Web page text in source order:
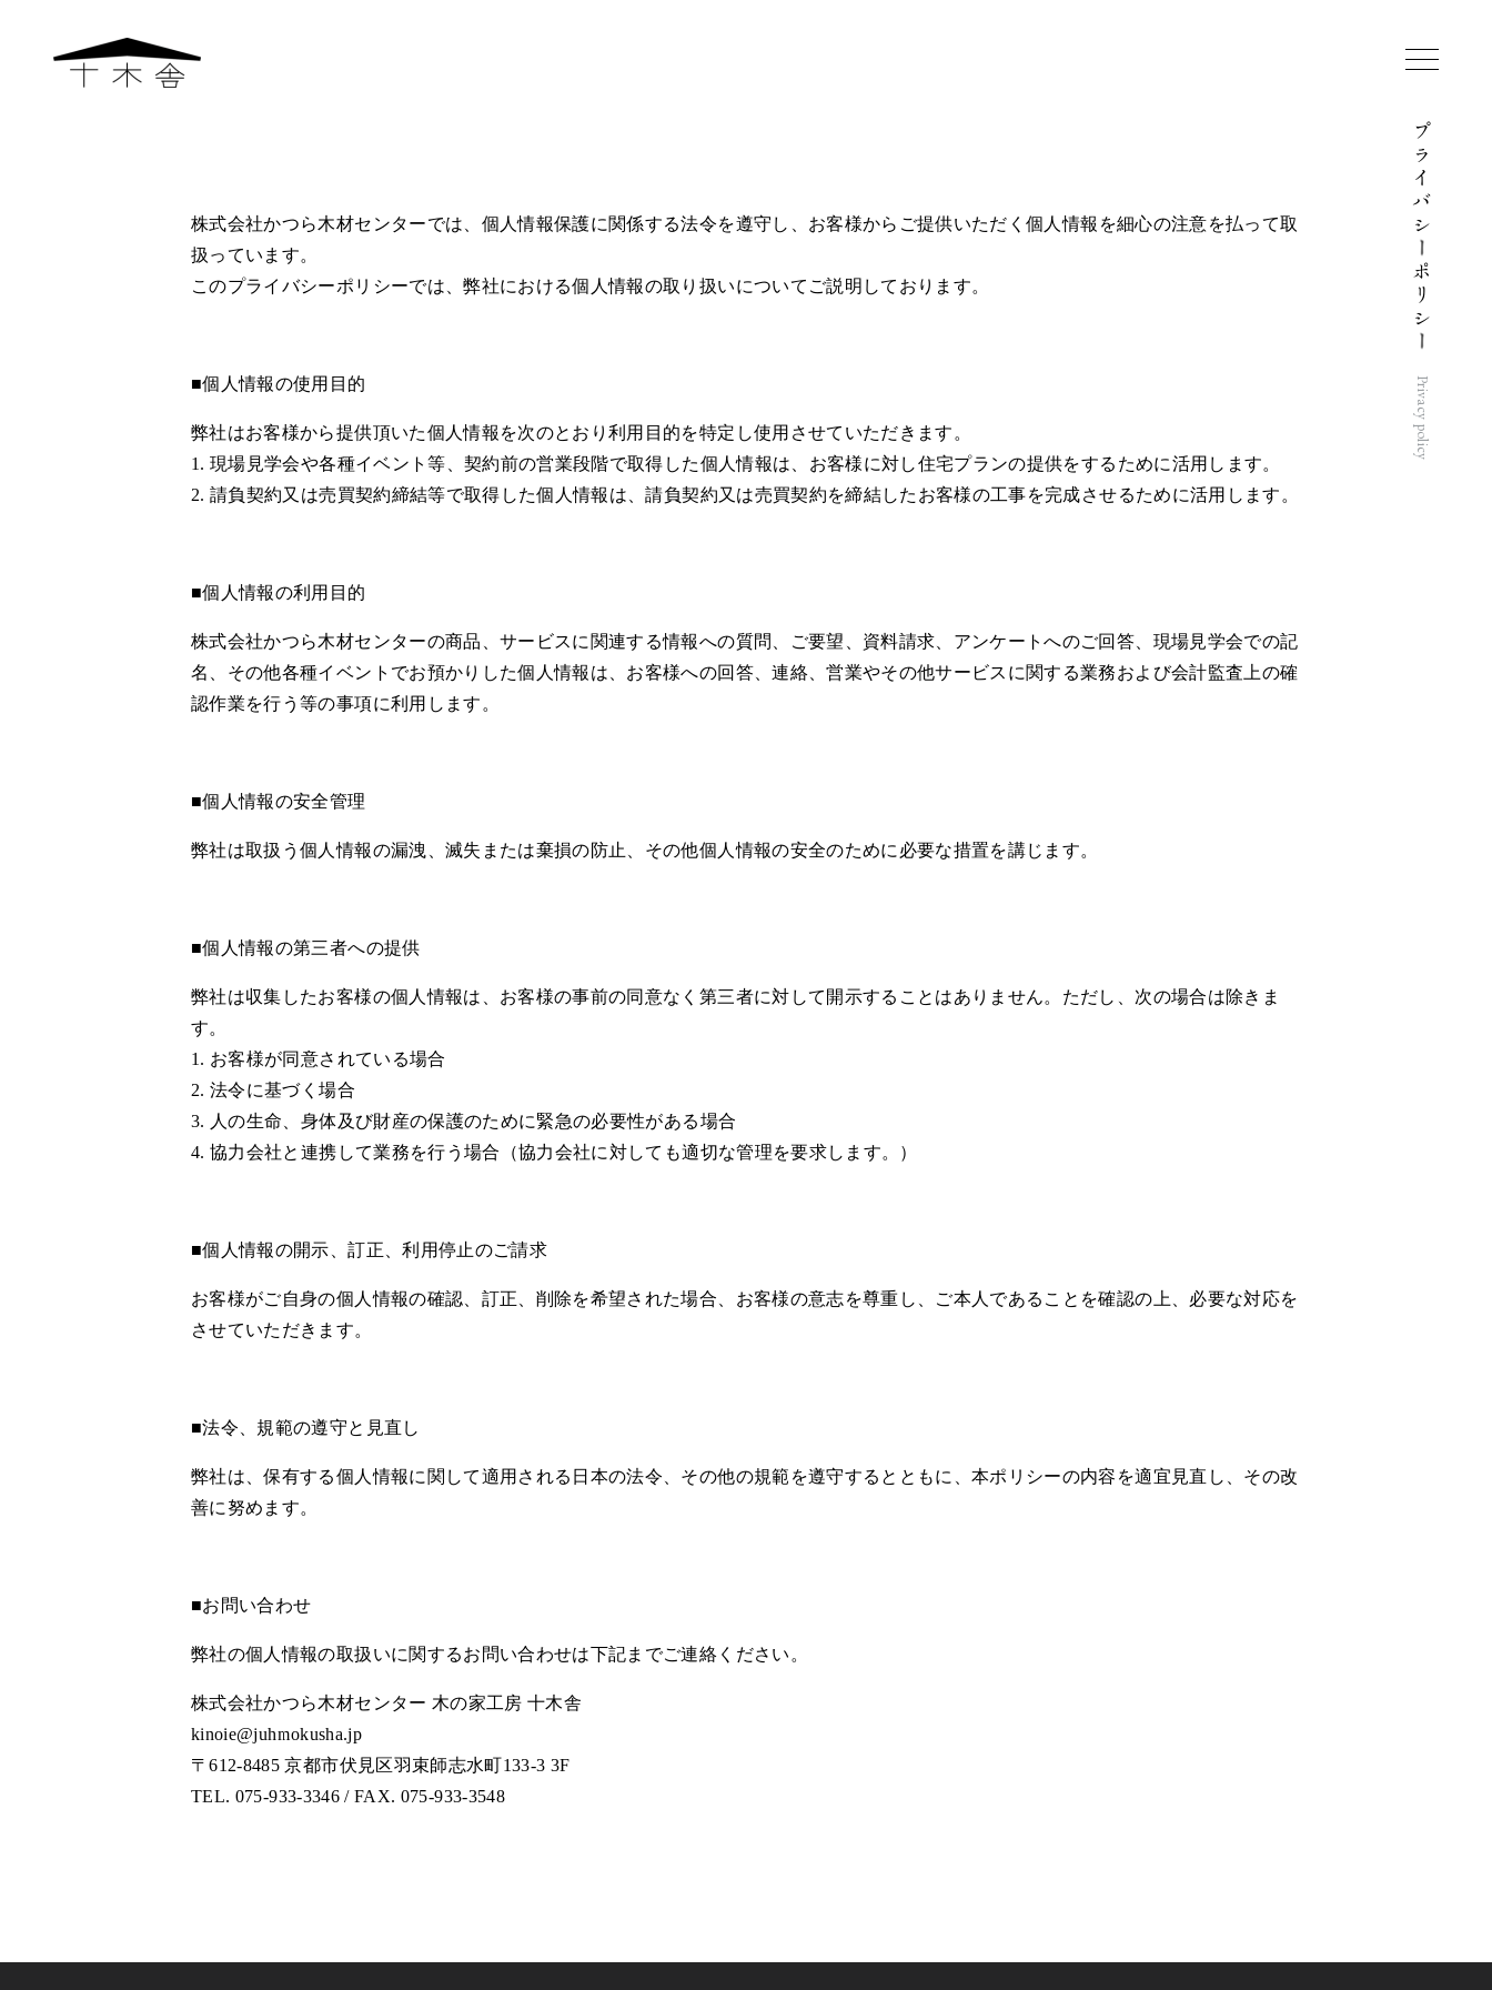
プ
ラ
イ
バ
シ
ー
ポ
リ
シ
ー
Privacy policy
株式会社かつら木材センターでは、 個人情報保護に関係する法令を遵守し、 お客様からご提供いただく個人情報を細心の注意を払って取
扱っています。
このプライバシーポリシーでは、弊社における個人情報の取り扱いについて ご説明しております。
■個人情報の使用目的
弊社はお客様から提供頂いた個人情報を次のとおり利用目的を特定し使用させていただきます。
1. 現場見学会や各種イベント等、契約前の営業段階で取得した個人情報は、お客様に対し住宅プランの提供をするために活用します。
2. 請負契約又は売買契約締結等で取得した個人情報は、請負契約又は売買契約を締結したお客様の工事を完成させるために活用します。
■個人情報の利用目的
株式会社かつら木材センターの商品、サービスに関連する情報への質問、ご要望、資料請求、アンケートへのご回答、現場見学会での記
名、その他各種イベントでお預かりした個人情報は、お客様への回答、連絡、営業やその他サービスに関する業務および会計監査上の確
認作業を行う等の事項に利用します。
■個人情報の安全管理
弊社は取扱う個人情報の漏洩、滅失または棄損の防止、その他個人情報の安全のために必要な措置を講じます。
■個人情報の第三者への提供
弊社は収集したお客様の個人情報は、お客様の事前の同意なく第三者に対して開示することはありません。ただし、次の場合は除きま
す。
1. お客様が同意されている場合
2. 法令に基づく場合
3. 人の生命、身体及び財産の保護のために緊急の必要性がある場合
4. 協力会社と連携して業務を行う場合（協力会社に対しても適切な管理を要求します。）
■個人情報の開示、訂正、利用停止のご請求
お客様がご自身の個人情報の確認、訂正、削除を希望された場合、お客様の意志を尊重し、ご本人であることを確認の上、必要な対応を
させていただきます。
■法令、規範の遵守と見直し
弊社は、保有する個人情報に関して適用される日本の法令、その他の規範を遵守するとともに、本ポリシーの内容を適宜見直し、その改
善に努めます。
■お問い合わせ
弊社の個人情報の取扱いに関するお問い合わせは下記までご連絡ください。
株式会社かつら木材センター 木の家工房 十木舎
kinoie@juhmokusha.jp
〒612-8485 京都市伏見区羽束師志水町133-3 3F
TEL. 075-933-3346/ FAX. 075-933-3548